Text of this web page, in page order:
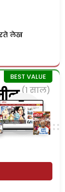
लेख
(1 साल)